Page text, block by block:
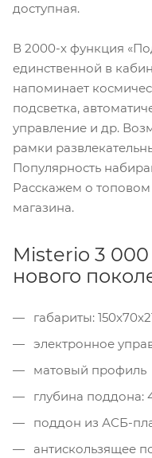
доступная.
В 2000-х функция
единственной в
напоминает
подсветка,
управление и др.
рамки
Популярность
Расскажем о
магазина.
Misterio 3
нового
габариты:
электронное
матовый профиль
глубина поддона:
поддон из АСБ-
антискользящее